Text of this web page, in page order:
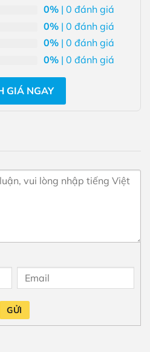
0% | 0 đánh giá
0% | 0 đánh giá
0% | 0 đánh giá
0% | 0 đánh giá
GIÁ NGAY
GỬI